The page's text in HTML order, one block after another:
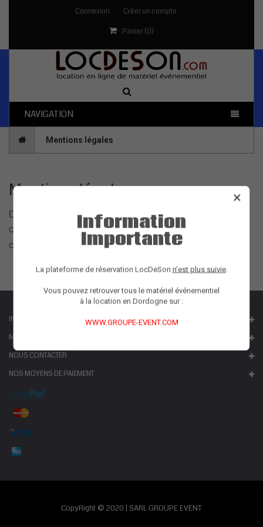
Connexion
Créer un compte
Panier (0)
NAVIGATION
Mentions légales
Mentions légales
Crédits
Conception et production :
Cette boutique de location en ligne a été créée par la SARL "MV Group".
INFORMATIONS
MON COMPTE
NOUS CONTACTER
NOS MOYENS DE PAIEMENT
CopyRight © 2020 | SARL GROUPE EVENT
×
Information
Importante
La plateforme de réservation LocDeSon n'est plus suivie.
Vous pouvez retrouver tous le matériel événementiel
à la location en Dordogne sur :
WWW.GROUPE-EVENT.COM